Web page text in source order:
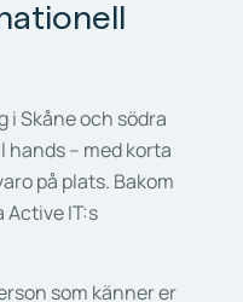
i Skåne och södra
hands – med korta
på plats. Bakom
Active IT:s
som känner er